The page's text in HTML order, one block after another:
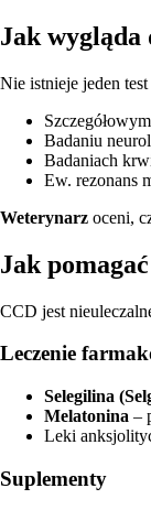
Jak wygląda
Nie istnieje jeden
Badaniu
Badaniach
Ew. rezonans
Weterynarz oceni,
Jak
CCD jest
Leczenie
Selegilina
Melatonina –
Leki
Suplementy